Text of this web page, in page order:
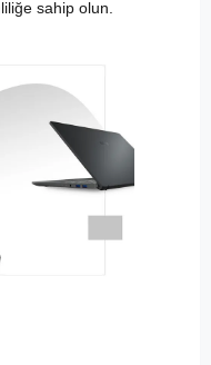
sahip olun.